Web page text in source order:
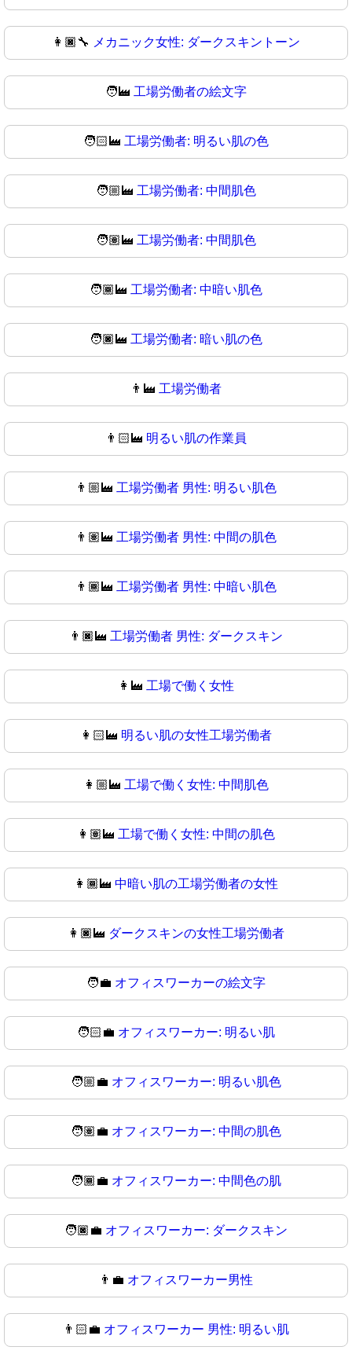
👩🏿‍🔧 メカニック女性: ダークスキントーン
🧑‍🏭 工場労働者の絵文字
🧑🏻‍🏭 工場労働者: 明るい肌の色
🧑🏼‍🏭 工場労働者: 中間肌色
🧑🏽‍🏭 工場労働者: 中間肌色
🧑🏾‍🏭 工場労働者: 中暗い肌色
🧑🏿‍🏭 工場労働者: 暗い肌の色
👨‍🏭 工場労働者
👨🏻‍🏭 明るい肌の作業員
👨🏼‍🏭 工場労働者 男性: 明るい肌色
👨🏽‍🏭 工場労働者 男性: 中間の肌色
👨🏾‍🏭 工場労働者 男性: 中暗い肌色
👨🏿‍🏭 工場労働者 男性: ダークスキン
👩‍🏭 工場で働く女性
👩🏻‍🏭 明るい肌の女性工場労働者
👩🏼‍🏭 工場で働く女性: 中間肌色
👩🏽‍🏭 工場で働く女性: 中間の肌色
👩🏾‍🏭 中暗い肌の工場労働者の女性
👩🏿‍🏭 ダークスキンの女性工場労働者
🧑‍💼 オフィスワーカーの絵文字
🧑🏻‍💼 オフィスワーカー: 明るい肌
🧑🏼‍💼 オフィスワーカー: 明るい肌色
🧑🏽‍💼 オフィスワーカー: 中間の肌色
🧑🏾‍💼 オフィスワーカー: 中間色の肌
🧑🏿‍💼 オフィスワーカー: ダークスキン
👨‍💼 オフィスワーカー男性
👨🏻‍💼 オフィスワーカー 男性: 明るい肌